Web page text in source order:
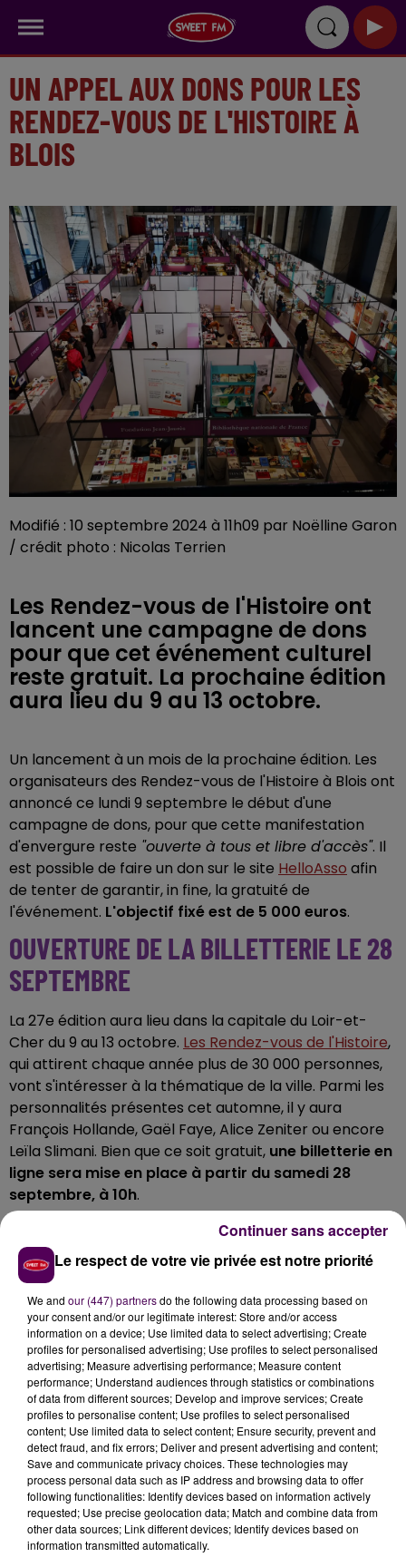
UN APPEL AUX DONS POUR LES
RENDEZ-VOUS DE L'HISTOIRE À
BLOIS
Modifié : 10 septembre 2024 à 11h09 par Noëlline Garon
/ crédit photo : Nicolas Terrien
Les Rendez-vous de l'Histoire ont
lancent une campagne de dons
pour que cet événement culturel
reste gratuit. La prochaine édition
aura lieu du 9 au 13 octobre.
Un lancement à un mois de la prochaine édition. Les
organisateurs des Rendez-vous de l'Histoire à Blois ont
annoncé ce lundi 9 septembre le début d'une
campagne de dons, pour que cette manifestation
d'envergure reste "ouverte à tous et libre d'accès". Il
est possible de faire un don sur le site HelloAsso afin
de tenter de garantir, in fine, la gratuité de
l'événement. L'objectif fixé est de 5 000 euros.
OUVERTURE DE LA BILLETTERIE LE 28
SEPTEMBRE
La 27e édition aura lieu dans la capitale du Loir-et-
Cher du 9 au 13 octobre. Les Rendez-vous de l'Histoire,
qui attirent chaque année plus de 30 000 personnes,
vont s'intéresser à la thématique de la ville. Parmi les
personnalités présentes cet automne, il y aura
François Hollande, Gaël Faye, Alice Zeniter ou encore
Leïla Slimani. Bien que ce soit gratuit, une billetterie en
ligne sera mise en place à partir du samedi 28
septembre, à 10h.
Le respect de votre vie privée est notre priorité
We and our (447) partnersdo the following data processing based on
your consent and/or our legitimate interest: Store and/or access
information on a device; Use limited data to select advertising; Create
profiles for personalised advertising; Use profiles to select personalised
advertising; Measure advertising performance; Measure content
performance; Understand audiences through statistics or combinations
of data from different sources; Develop and improve services; Create
profiles to personalise content; Use profiles to select personalised
content; Use limited data to select content; Ensure security, prevent and
detect fraud, and fix errors; Deliver and present advertising and content;
Save and communicate privacy choices. These technologies may
process personal data such as IP address and browsing data to offer
following functionalities: Identify devices based on information actively
requested; Use precise geolocation data; Match and combine data from
other data sources; Link different devices; Identify devices based on
information transmitted automatically.
Continuer sans accepter